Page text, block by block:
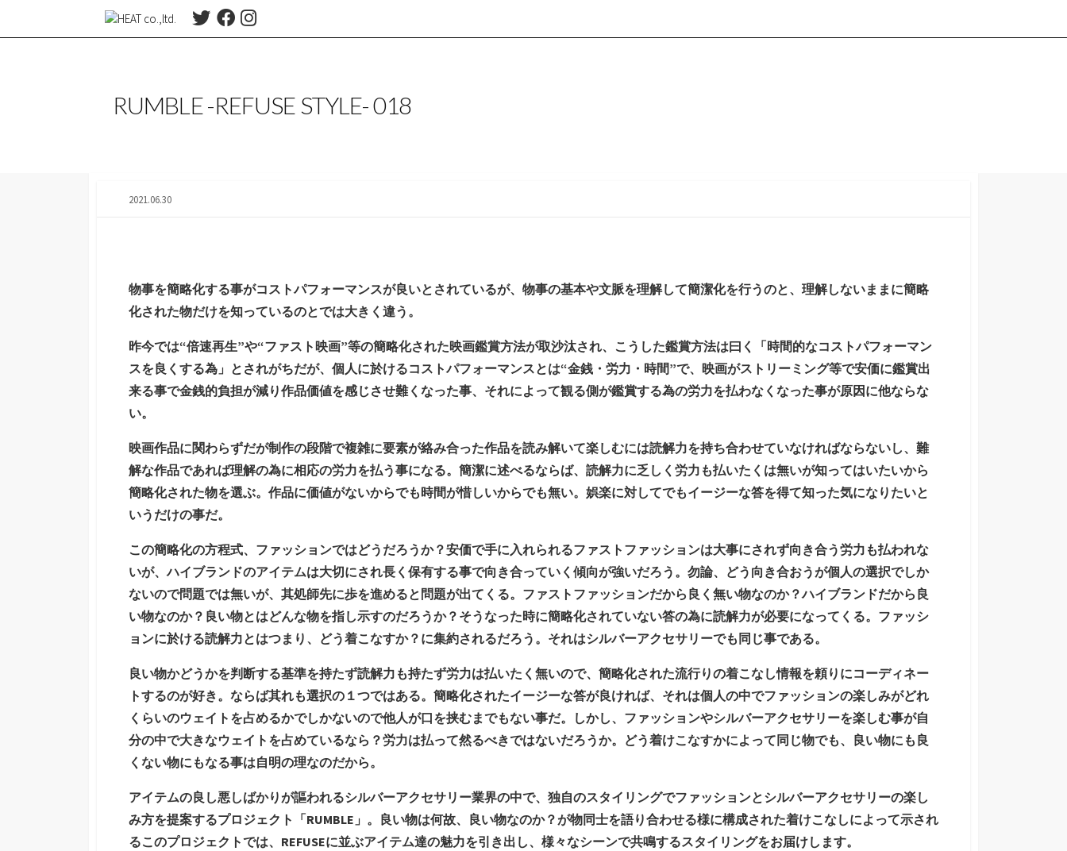
w
F
a
o
o
n
g
r
RUMBLE -REFUSE STYLE- 018
2021.06.30
物事を簡略化する事がコストパフォーマンスが良いとされているが、物事の基本や文脈を理解して簡潔化を行うのと、理解しないままに簡略
化された物だけを知っているのとでは大きく違う。
昨今では“倍速再生”や“ファスト映画”等の簡略化された映画鑑賞方法が取沙汰され、こうした鑑賞方法は曰く「時間的なコストパフォーマン
スを良くする為」とされがちだが、個人に於けるコストパフォーマンスとは“金銭・労力・時間”で、映画がストリーミング等で安価に鑑賞出
来る事で金銭的負担が減り作品価値を感じさせ難くなった事、それによって観る側が鑑賞する為の労力を払わなくなった事が原因に他ならな
い。
映画作品に関わらずだが制作の段階で複雑に要素が絡み合った作品を読み解いて楽しむには読解力を持ち合わせていなければならないし、難
解な作品であれば理解の為に相応の労力を払う事になる。簡潔に述べるならば、読解力に乏しく労力も払いたくは無いが知ってはいたいから
簡略化された物を選ぶ。作品に価値がないからでも時間が惜しいからでも無い。娯楽に対してでもイージーな答を得て知った気になりたいと
いうだけの事だ。
この簡略化の方程式、ファッションではどうだろうか？安価で手に入れられるファストファッションは大事にされず向き合う労力も払われな
いが、ハイブランドのアイテムは大切にされ長く保有する事で向き合っていく傾向が強いだろう。勿論、どう向き合おうが個人の選択でしか
ないので問題では無いが、其処師先に歩を進めると問題が出てくる。ファストファッションだから良く無い物なのか？ハイブランドだから良
い物なのか？良い物とはどんな物を指し示すのだろうか？そうなった時に簡略化されていない答の為に読解力が必要になってくる。ファッシ
ョンに於ける読解力とはつまり、どう着こなすか？に集約されるだろう。それはシルバーアクセサリーでも同じ事である。
良い物かどうかを判断する基準を持たず読解力も持たず労力は払いたく無いので、簡略化された流行りの着こなし情報を頼りにコーディネー
トするのが好き。ならば其れも選択の１つではある。簡略化されたイージーな答が良ければ、それは個人の中でファッションの楽しみがどれ
くらいのウェイトを占めるかでしかないので他人が口を挟むまでもない事だ。しかし、ファッションやシルバーアクセサリーを楽しむ事が自
分の中で大きなウェイトを占めているなら？労力は払って然るべきではないだろうか。どう着けこなすかによって同じ物でも、良い物にも良
くない物にもなる事は自明の理なのだから。
アイテムの良し悪しばかりが謳われるシルバーアクセサリー業界の中で、独自のスタイリングでファッションとシルバーアクセサリーの楽し
み方を提案するプロジェクト「RUMBLE」。良い物は何故、良い物なのか？が物同士を語り合わせる様に構成された着けこなしによって示され
るこのプロジェクトでは、REFUSEに並ぶアイテム達の魅力を引き出し、様々なシーンで共鳴するスタイリングをお届けします。